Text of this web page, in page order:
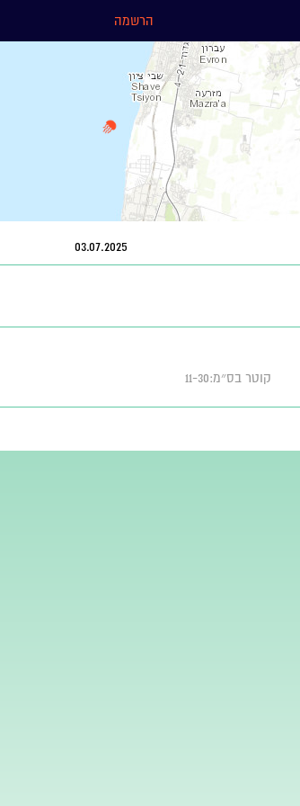
הרשמה
03.07.2025
קוטר בס״מ:11-30